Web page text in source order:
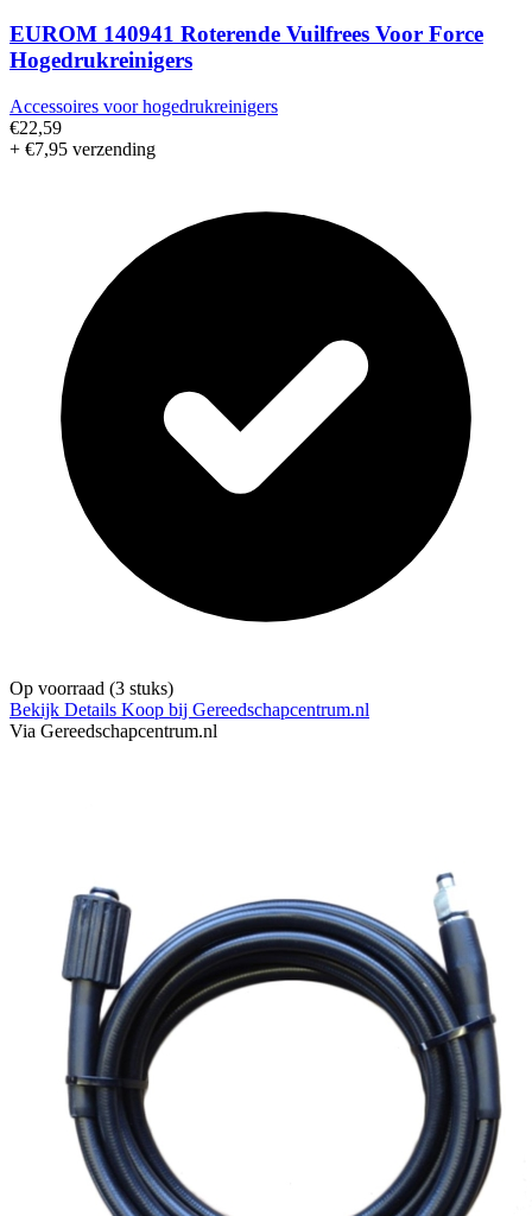
EUROM 140941 Roterende Vuilfrees Voor Force
Hogedrukreinigers
Accessoires voor hogedrukreinigers
€22,59
+ €7,95 verzending
Op voorraad (3 stuks)
Bekijk Details Koop bij Gereedschapcentrum.nl
Via Gereedschapcentrum.nl